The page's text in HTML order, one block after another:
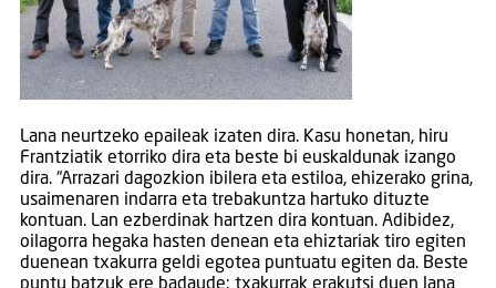
Lana neurtzeko epaileak izaten dira. Kasu honetan, hiru
Frantziatik etorriko dira eta beste bi euskaldunak izango
dira. “Arrazari dagozkion ibilera eta estiloa, ehizerako grina,
usaimenaren indarra eta trebakuntza hartuko dituzte
kontuan. Lan ezberdinak hartzen dira kontuan. Adibidez,
oilagorra hegaka hasten denean eta ehiztariak tiro egiten
duenean txakurra geldi egotea puntuatu egiten da. Beste
puntu batzuk ere badaude: txakurrak erakutsi duen lana